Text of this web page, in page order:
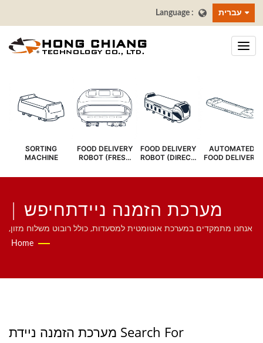
עברית
SORTING
MACHINE
FOOD DELIVERY
ROBOT (FRESH
FOOD DELIVERY
ROBOT (DIRECT
AUTOMATED
FOOD DELIVERY
מערכת הזמנה ניידתחיפש |
רצועת קונבייר לבר סושי - יצרן
צ'יאנג
אנחנו מתמקדים במערכת אוטומטית למסעדות, כולל רובוט משלוח מזון,
מערכת רכבת מהירה, מערכת רצועת העברה, מערכת רצועת שושי
Home
Search For מערכת הזמנה ניידת